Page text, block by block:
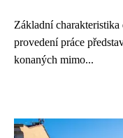
Základní
provedení práce
konaných mimo...